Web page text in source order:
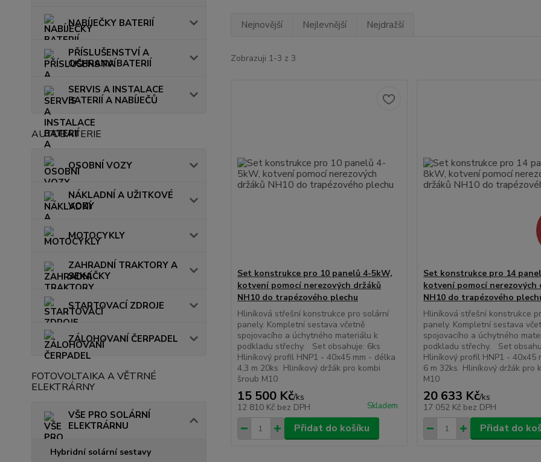
NABÍJEČKY BATERIÍ
PŘÍSLUŠENSTVÍ A
OCHRANA BATERIÍ
SERVIS A INSTALACE
BATERIÍ A NABÍJEČŮ
AUTOBATERIE
OSOBNÍ VOZY
NÁKLADNÍ A UŽITKOVÉ
VOZY
MOTOCYKLY
ZAHRADNÍ TRAKTORY A
SEKAČKY
STARTOVACÍ ZDROJE
ZÁLOHOVANÍ ČERPADEL
FOTOVOLTAIKA A VĚTRNÉ
ELEKTRÁRNY
VŠE PRO SOLÁRNÍ
ELEKTRÁRNU
Hybridní solární sestavy
Nejnovější Nejlevnější Nejdražší
Zobrazuji 1-3 z 3
Set konstrukce pro 10 panelů 4-5kW,
kotvení pomocí nerezových držáků
NH10 do trapézového plechu
Hliníková střešní konstrukce pro solární
panely. Kompletní sestava včetně
spojovacího a úchytného materiálu k
podkladu střechy. Set obsahuje: 6ks
Hliníkový profil HNP1 - 40x45 mm - délka
4,3 m 20ks Hliníkový držák pro kombi
šroub M10
15 500 Kč/ks
12 810 Kč bez DPH Skladem
Přidat do košíku
Set konstrukce pro 14
kotvení pomocí nerezových
NH10 do trapézového
Hliníková střešní konstrukce
panely. Kompletní sestava
spojovacího a úchytného
podkladu střechy. Set
Hliníkový profil HNP1 - 40x45
6 m 32ks Hliníkový držák pro
M10
20 633 Kč/ks
17 052 Kč bez DPH
Přidat do